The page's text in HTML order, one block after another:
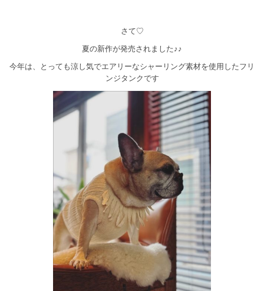
さて♡
夏の新作が発売されました♪♪
今年は、とっても涼し気でエアリーなシャーリング素材を使用したフリ
ンジタンクです